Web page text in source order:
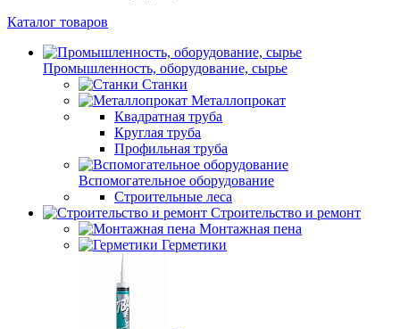
Каталог товаров
Промышленность, оборудование, сырье
Станки
Металлопрокат
Квадратная труба
Круглая труба
Профильная труба
Вспомогательное оборудование
Строительные леса
Строительство и ремонт
Монтажная пена
Герметики